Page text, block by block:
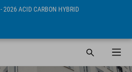
- 2026 ACID CARBON HYBRID